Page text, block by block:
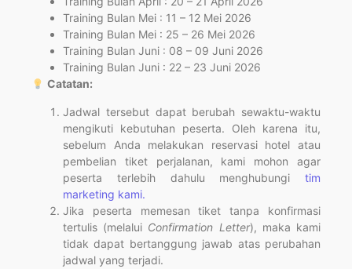
Training Bulan Mei : 11 – 12 Mei 2026
Training Bulan Mei : 25 – 26 Mei 2026
Training Bulan Juni : 08 – 09 Juni 2026
Training Bulan Juni : 22 – 23 Juni 2026
Catatan:
Jadwal tersebut dapat berubah sewaktu-waktu
mengikuti kebutuhan peserta. Oleh karena itu,
sebelum Anda melakukan reservasi hotel atau
pembelian tiket perjalanan, kami mohon agar
peserta terlebih dahulu menghubungi tim
marketing kami.
Jika peserta memesan tiket tanpa konfirmasi
tertulis (melalui Confirmation Letter), maka kami
tidak dapat bertanggung jawab atas perubahan
jadwal yang terjadi.